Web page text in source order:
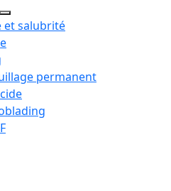
et salubrité
permanent